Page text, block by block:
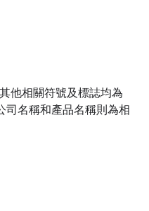
他相關符號及標誌均為
司名稱和產品名稱則為相